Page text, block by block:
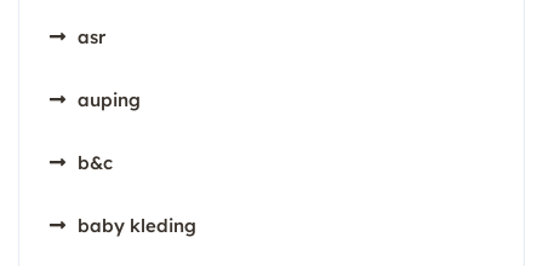
asr
auping
b&c
baby kleding